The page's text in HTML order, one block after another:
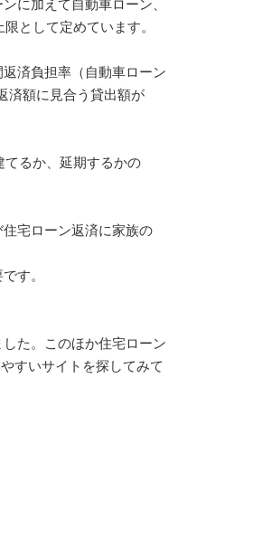
に加えて自動車ローン、
として定めています。
済負担率（自動車ローン
額に見合う貸出額が
るか、延期するかの
宅ローン返済に家族の
す。
た。このほか住宅ローン
すいサイトを探してみて